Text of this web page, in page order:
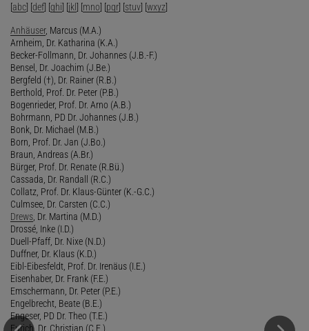
[abc] [def] [ghi] [jkl] [mno] [pqr] [stuv] [wxyz]
Anhäuser, Marcus (M.A.)
Arnheim, Dr. Katharina (K.A.)
Becker-Follmann, Dr. Johannes (J.B.-F.)
Bensel, Dr. Joachim (J.Be.)
Bergfeld (†), Dr. Rainer (R.B.)
Berthold, Prof. Dr. Peter (P.B.)
Bogenrieder, Prof. Dr. Arno (A.B.)
Bohrmann, PD Dr. Johannes (J.B.)
Bonk, Dr. Michael (M.B.)
Born, Prof. Dr. Jan (J.Bo.)
Braun, Andreas (A.Br.)
Bürger, Prof. Dr. Renate (R.Bü.)
Cassada, Dr. Randall (R.C.)
Collatz, Prof. Dr. Klaus-Günter (K.-G.C.)
Culmsee, Dr. Carsten (C.C.)
Drews , Dr. Martina (M.D.)
Drossé, Inke (I.D.)
Duell-Pfaff, Dr. Nixe (N.D.)
Duffner, Dr. Klaus (K.D.)
Eibl-Eibesfeldt, Prof. Dr. Irenäus (I.E.)
Eisenhaber, Dr. Frank (F.E.)
Emschermann, Dr. Peter (P.E.)
Engelbrecht, Beate (B.E.)
Engeser, PD Dr. Theo (T.E.)
Eurich, Dr. Christian (C.E.)